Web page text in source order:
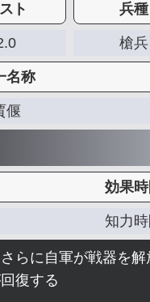
ト 兵種
槍兵
名称
偃
効果時
知力
らに自軍が戦器を
復する